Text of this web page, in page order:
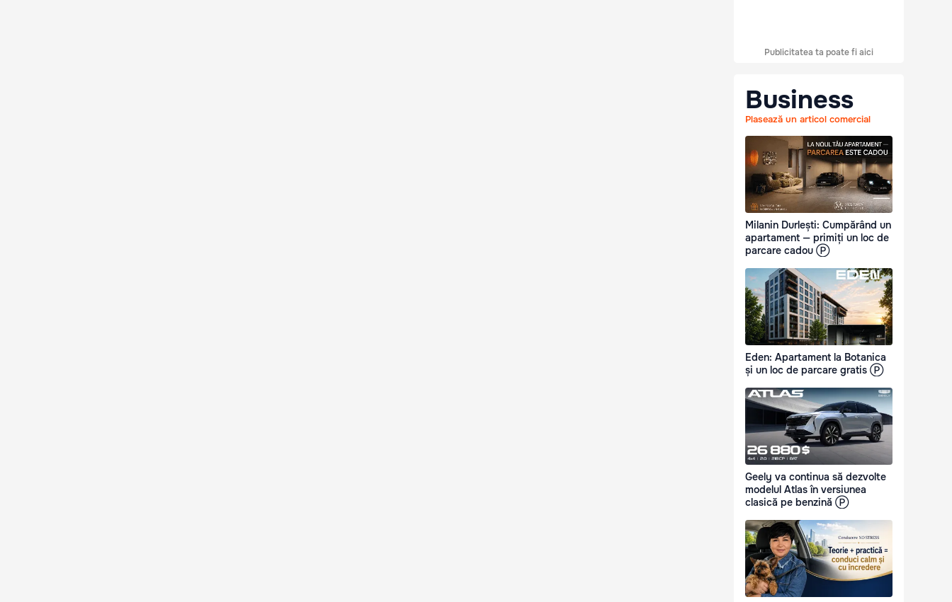
Publicitatea ta poate fi aici
Business
Plasează un articol comercial
Milanin Durlești: Cumpărând un
apartament — primiți un loc de
parcare cadou Ⓟ
Eden: Apartament la Botanica
și un loc de parcare gratis Ⓟ
Geely va continua să dezvolte
modelul Atlas în versiunea
clasică pe benzină Ⓟ